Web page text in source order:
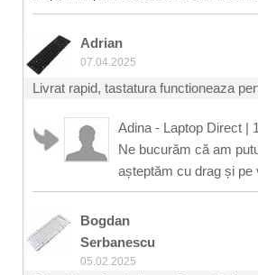
Adrian
07.04.2025
Livrat rapid, tastatura functioneaza
Adina - Laptop Direct |
Ne bucurăm că am
așteptăm cu drag și pe
Bogdan
Serbanescu
05.02.2025